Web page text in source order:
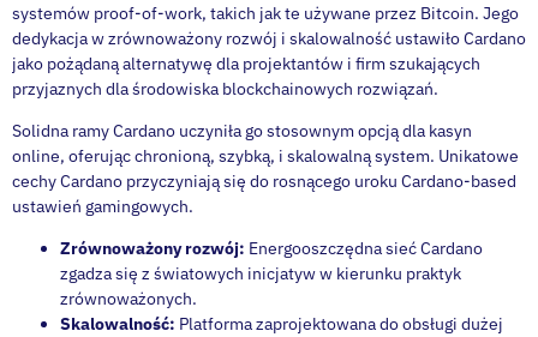
systemów proof-of-work, takich jak te używane przez Bitcoin. Jego
dedykacja w zrównoważony rozwój i skalowalność ustawiło Cardano
jako pożądaną alternatywę dla projektantów i firm szukających
przyjaznych dla środowiska blockchainowych rozwiązań.
Solidna ramy Cardano uczyniła go stosownym opcją dla kasyn
online, oferując chronioną, szybką, i skalowalną system. Unikatowe
cechy Cardano przyczyniają się do rosnącego uroku Cardano-based
ustawień gamingowych.
Zrównoważony rozwój: Energooszczędna sieć Cardano
zgadza się z światowych inicjatyw w kierunku praktyk
zrównoważonych.
Skalowalność: Platforma zaprojektowana do obsługi dużej